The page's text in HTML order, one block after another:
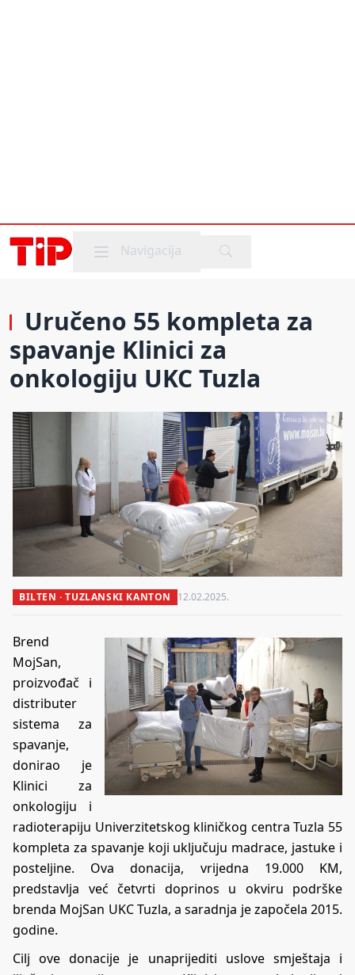
Mobile menu
Navigacija
Uručeno 55 kompleta za
spavanje Klinici za
onkologiju UKC Tuzla
BILTEN · TUZLANSKI KANTON 12.02.2025.
Brend
MojSan,
proizvođač i
distributer
sistema za
spavanje,
donirao je
Klinici za
onkologiju i
radioterapiju Univerzitetskog kliničkog centra Tuzla 55
kompleta za spavanje koji uključuju madrace, jastuke i
posteljine. Ova donacija, vrijedna 19.000 KM,
predstavlja već četvrti doprinos u okviru podrške
brenda MojSan UKC Tuzla, a saradnja je započela 2015.
godine.
Cilj ove donacije je unaprijediti uslove smještaja i